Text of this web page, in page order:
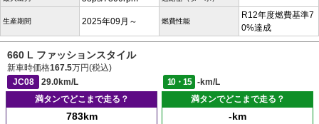
生産期間 2025年09月～ 燃費性能
R12年度燃費基準7
0%達成
660 L ファッションスタイル
新車時価格167.5万円(税込)
JC08
29.0km/L 10・15
-km/L
満タンでどこまで走る？
783km
満タンでどこまで走る？
-km